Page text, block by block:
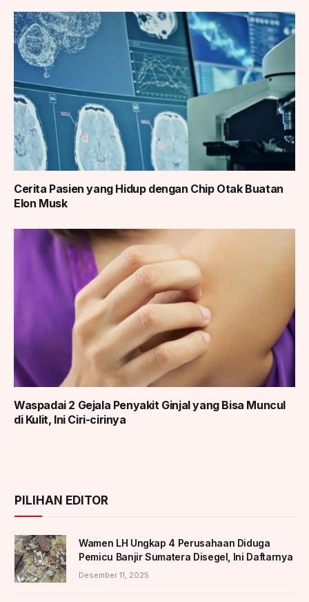
Cerita Pasien yang Hidup dengan Chip Otak Buatan
Elon Musk
Waspadai 2 Gejala Penyakit Ginjal yang Bisa Muncul
di Kulit, Ini Ciri-cirinya
PILIHAN EDITOR
Wamen LH Ungkap 4 Perusahaan Diduga
Pemicu Banjir Sumatera Disegel, Ini Daftarnya
Desember 11, 2025